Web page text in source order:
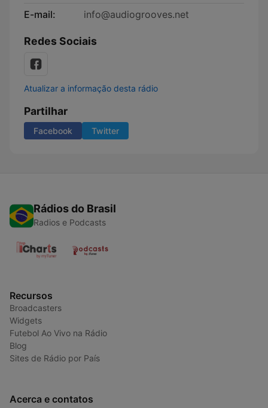
E-mail:
info@audiogrooves.net
Redes Sociais
Atualizar a informação desta rádio
Partilhar
Facebook Twitter
Rádios do Brasil
Radios e Podcasts
Recursos
Broadcasters
Widgets
Futebol Ao Vivo na Rádio
Blog
Sites de Rádio por País
Acerca e contatos